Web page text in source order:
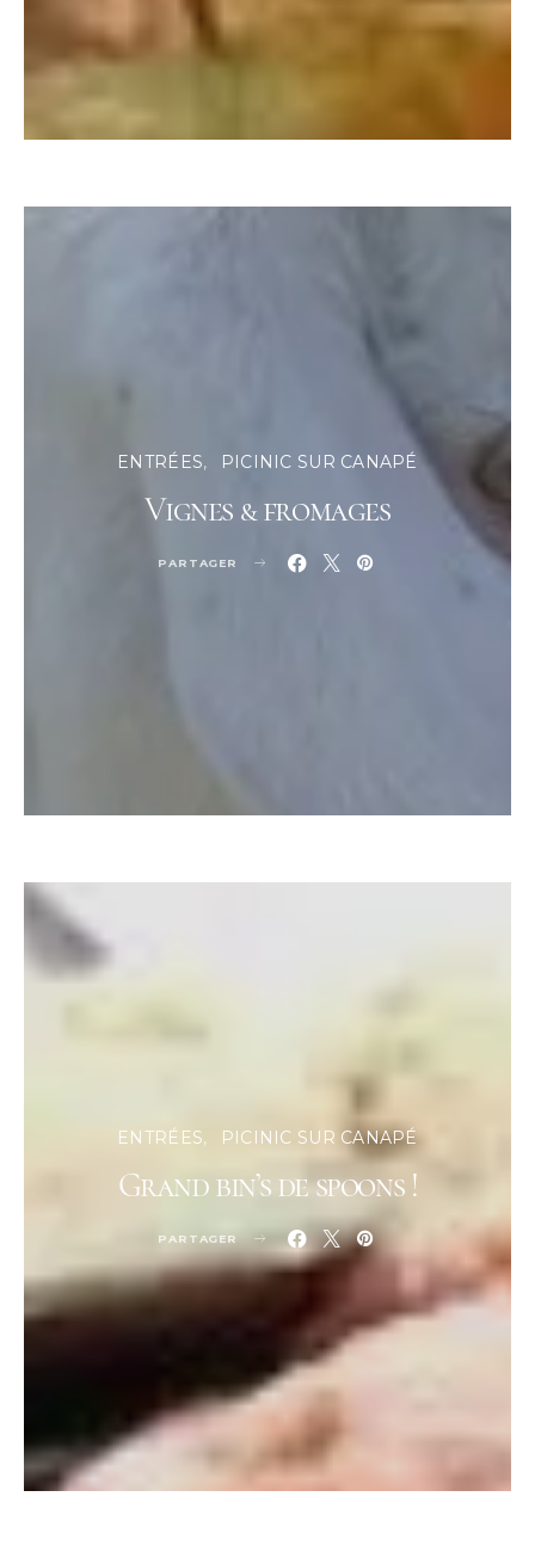
ENTRÉES PICINIC SUR CANAPÉ
Vignes & fromages
PARTAGER
ENTRÉES PICINIC SUR CANAPÉ
Grand bin’s de spoons !
PARTAGER